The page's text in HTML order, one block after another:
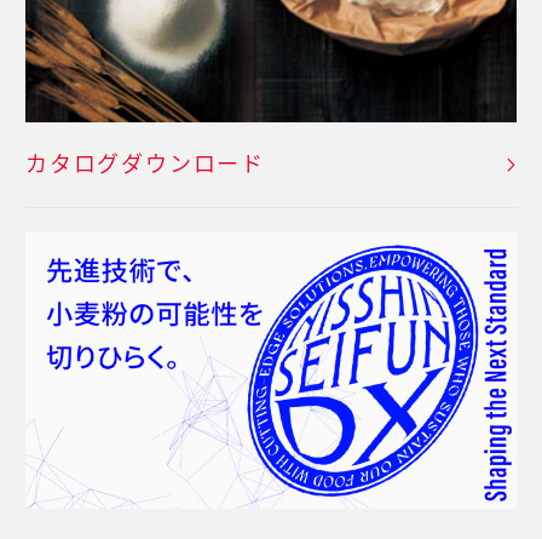
カタログダウンロード